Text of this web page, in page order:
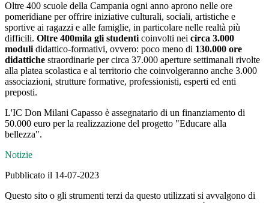
Oltre 400 scuole della Campania ogni anno aprono nelle ore
pomeridiane per offrire iniziative culturali, sociali, artistiche e
sportive ai ragazzi e alle famiglie, in particolare nelle realtà più
difficili. Oltre 400mila gli studenti coinvolti nei circa 3.000
moduli didattico-formativi, ovvero: poco meno di 130.000 ore
didattiche straordinarie per circa 37.000 aperture settimanali rivolte
alla platea scolastica e al territorio che coinvolgeranno anche 3.000
associazioni, strutture formative, professionisti, esperti ed enti
preposti.
L'IC Don Milani Capasso è assegnatario di un finanziamento di
50.000 euro per la realizzazione del progetto "Educare alla
bellezza".
Notizie
Pubblicato il 14-07-2023
Questo sito o gli strumenti terzi da questo utilizzati si avvalgono di